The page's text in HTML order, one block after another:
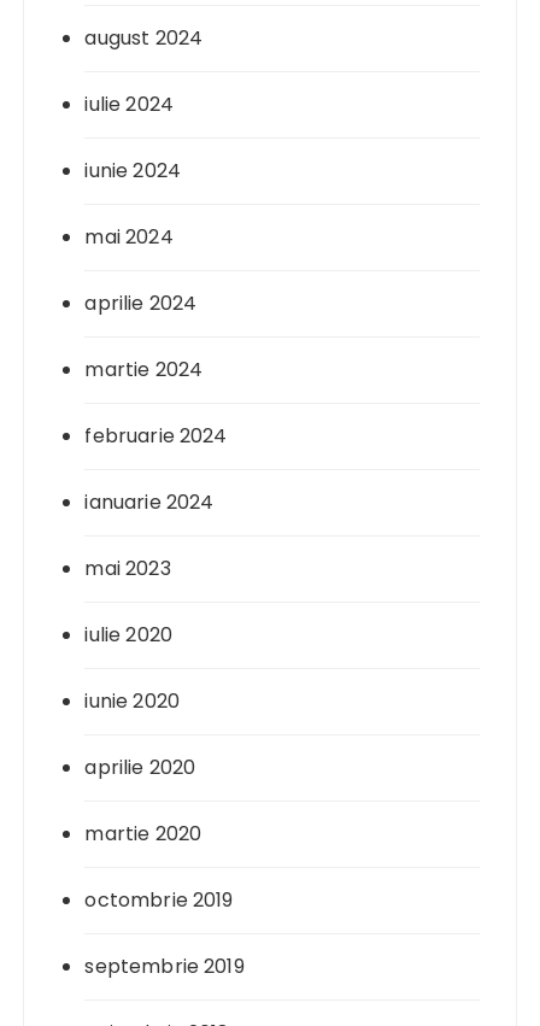
august 2024
iulie 2024
iunie 2024
mai 2024
aprilie 2024
martie 2024
februarie 2024
ianuarie 2024
mai 2023
iulie 2020
iunie 2020
aprilie 2020
martie 2020
octombrie 2019
septembrie 2019